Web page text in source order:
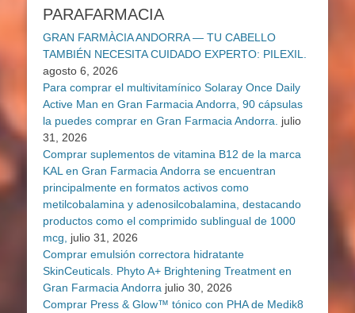
PARAFARMACIA
GRAN FARMÀCIA ANDORRA — TU CABELLO
TAMBIÉN NECESITA CUIDADO EXPERTO: PILEXIL.
agosto 6, 2026
Para comprar el multivitamínico Solaray Once Daily
Active Man en Gran Farmacia Andorra, 90 cápsulas
la puedes comprar en Gran Farmacia Andorra. julio
31, 2026
Comprar suplementos de vitamina B12 de la marca
KAL en Gran Farmacia Andorra se encuentran
principalmente en formatos activos como
metilcobalamina y adenosilcobalamina, destacando
productos como el comprimido sublingual de 1000
mcg, julio 31, 2026
Comprar emulsión correctora hidratante
SkinCeuticals. Phyto A+ Brightening Treatment en
Gran Farmacia Andorra julio 30, 2026
Comprar Press & Glow™ tónico con PHA de Medik8